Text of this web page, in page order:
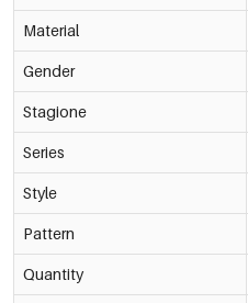
Material
Gender
Stagione
Series
Style
Pattern
Quantity